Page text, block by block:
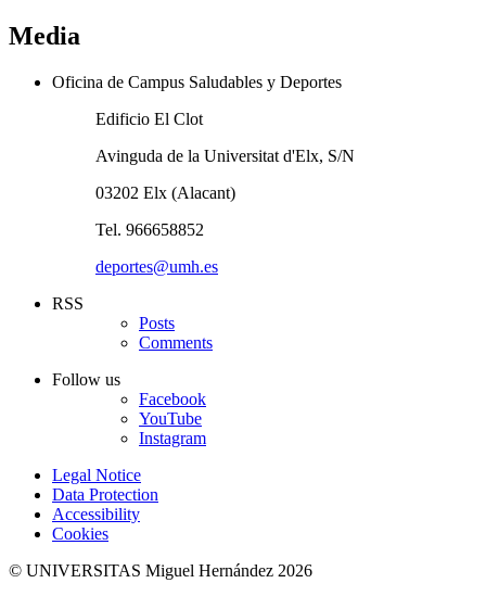
Media
Oficina de Campus Saludables y Deportes
Edificio El Clot
Avinguda de la Universitat d'Elx, S/N
03202 Elx (Alacant)
Tel. 966658852
deportes@umh.es
RSS
Posts
Comments
Follow us
Facebook
YouTube
Instagram
Legal Notice
Data Protection
Accessibility
Cookies
© UNIVERSITAS Miguel Hernández 2026